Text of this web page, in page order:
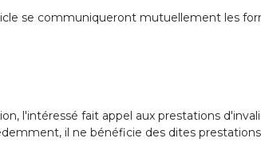
se communiqueront mutuellement les
l'intéressé fait appel aux prestations
il ne bénéficie des dites